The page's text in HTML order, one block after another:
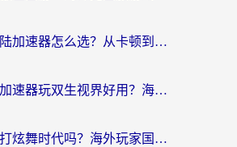
国外光明大陆加速器怎么选？从卡顿到丝滑的终极指南（含德国玩走开外星人墨西哥玩俄罗斯方块技巧）
在国外什么加速器玩双生视界好用？海外党亲测不踩坑的终极指南
在国外可以打炫舞时代吗？海外玩家国服游戏加速全攻略（附实测推荐）